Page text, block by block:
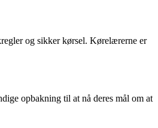
og sikker kørsel. Kørelærerne er
opbakning til at nå deres mål om at